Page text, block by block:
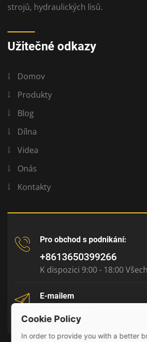
strojů, hydraulických lisů.
Užitečné odkazy
Domov
Produkty
Blog
Dílna
Videa
Onás
Kontakty
Pro obchod s podnikání:
+8613650399266
K dispozici 9:00 - 18:00
E-mailem
Cookie Policy
In order to provide you with a better